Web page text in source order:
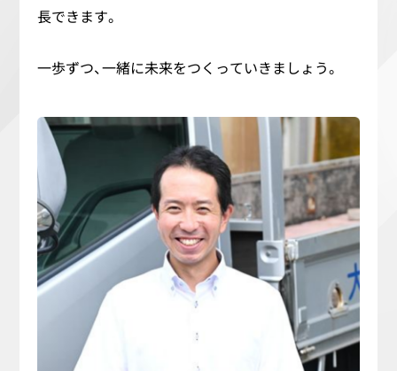
長できます。
一歩ずつ、一緒に未来をつくっていきましょう。